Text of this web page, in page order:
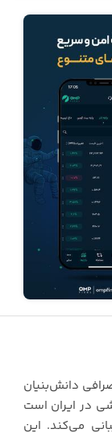
دانش‌بنیان
در ایران است
را پشتیبانی می‌کند. این